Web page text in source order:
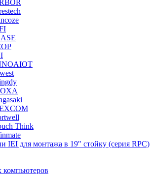
Think
IEI для монтажа в 19" стойку (серия RPC)
компьютеров